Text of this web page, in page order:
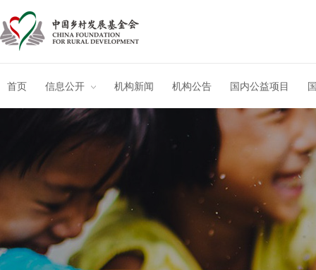
首页 信息公开 机构新闻 机构公告 国内公益项目